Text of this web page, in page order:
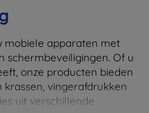
mobiele apparaten met
schermbeveiligingen. Of u
onze producten bieden
vingerafdrukken
uit verschillende